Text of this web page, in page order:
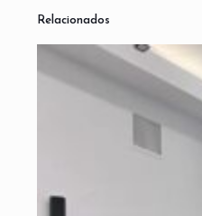
Relacionados